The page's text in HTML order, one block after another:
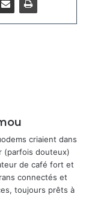
en quelques
à l’aventure
imposer son
en
criaient dans
(parfois douteux)
de café fort et
connectés et
toujours prêts à